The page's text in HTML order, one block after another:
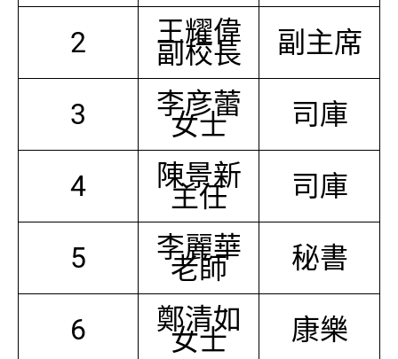
2 王耀偉
副校長 副主席
3 李彦蕾
女士 司庫
4 陳景新
主任 司庫
5 李麗華
老師 秘書
6 鄭清如
女士 康樂